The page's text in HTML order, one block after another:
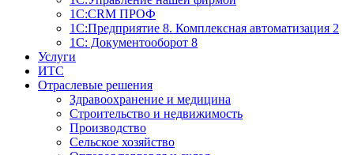
1С:CRM ПРОФ
1С:Предприятие 8. Комплексная автоматизация 2
1С: Документооборот 8
Услуги
ИТС
Отраслевые решения
Здравоохранение и медицина
Строительство и недвижимость
Производство
Сельское хозяйство